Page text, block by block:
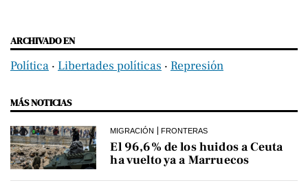
ARCHIVADO EN
Política ‧ Libertades políticas ‧ Represión
MÁS NOTICIAS
MIGRACIÓN FRONTERAS
El 96,6% de los huidos a Ceuta
ha vuelto ya a Marruecos